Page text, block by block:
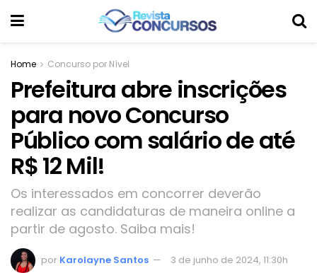
Home Concurso por Nível
Prefeitura abre inscrições
para novo Concurso
Público com salário de até
R$ 12 Mil!
Os interessados em concorrer deverão
realizar as candidaturas de maneira online a
partir de agosto. Saiba mais!
por Karolayne Santos 3 de junho de 2024, 11:30h